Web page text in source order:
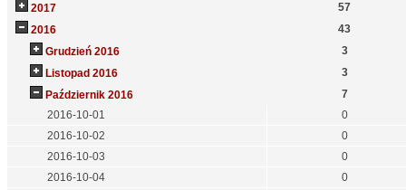
2017
57
2016
43
Grudzień 2016
3
Listopad 2016
3
Październik 2016
7
2016-10-01
0
2016-10-02
0
2016-10-03
0
2016-10-04
0